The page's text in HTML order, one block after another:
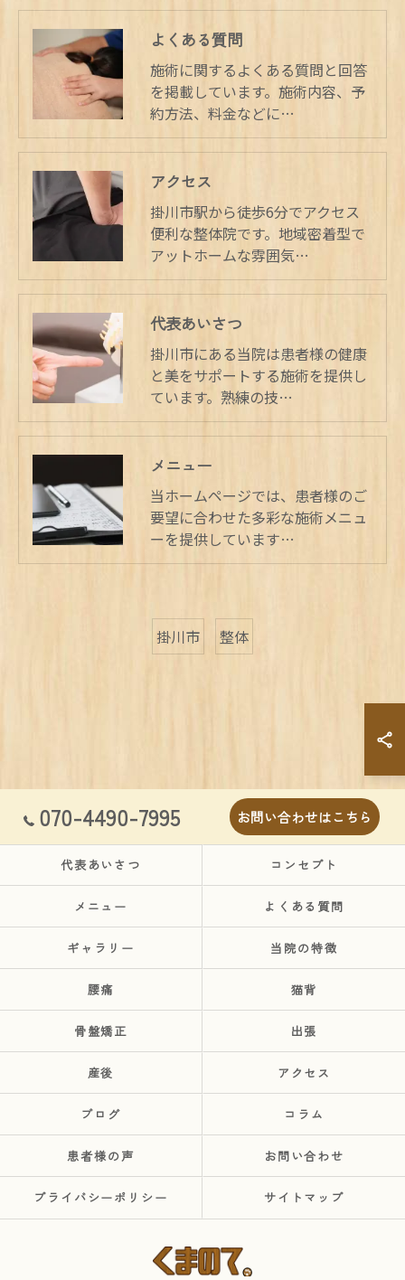
よくある質問
施術に関するよくある質問と回答
を掲載しています。施術内容、予
約方法、料金などに…
アクセス
掛川市駅から徒歩6分でアクセス
便利な整体院です。地域密着型で
アットホームな雰囲気…
代表あいさつ
掛川市にある当院は患者様の健康
と美をサポートする施術を提供し
ています。熟練の技…
メニュー
当ホームページでは、患者様のご
要望に合わせた多彩な施術メニュ
ーを提供しています…
掛川市 整体
070-4490-7995 お問い合わせはこちら
代表あいさつ コンセプト
メニュー よくある質問
ギャラリー 当院の特徴
腰痛 猫背
骨盤矯正 出張
産後 アクセス
ブログ コラム
患者様の声 お問い合わせ
プライバシーポリシー サイトマップ